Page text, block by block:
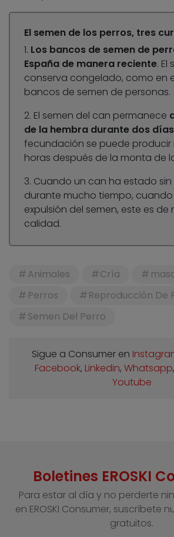
El semen de los perros, tres
1. Los bancos de semen de
España de manera reciente. El
conserva congelado, como en
bancos de semen de personas.
2. El semen del can permanece
de la hembra durante dos días
fecundación se puede producir
horas después de la monta de
3. Cuando un can ha estado
durante mucho tiempo,
expulsión del semen, este es de
calidad.
Animales Cría
Perros
Reproducción De
Semen Del Perro
Sigue a Consumer en
Facebook, Linkedin, Whatsapp,
Youtube
Boletines EROSKI
Para estar al día y no perderte
en EROSKI Consumer, suscríbete
gratuitos.